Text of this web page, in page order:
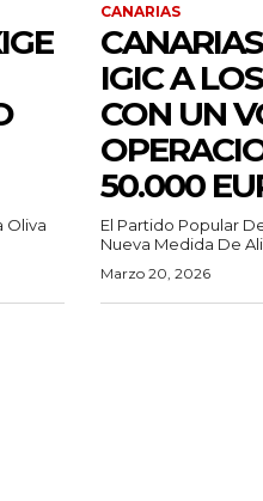
Oliva
CANARIAS
IGIC A
CON UN
50.000
El Partido Popular
Nueva Medida De
Marzo 20, 2026